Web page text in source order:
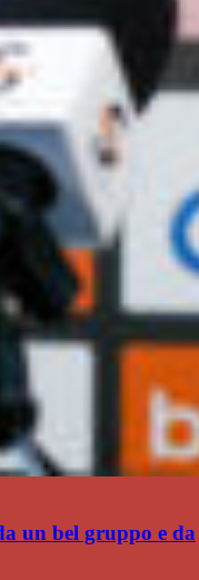
un bel gruppo e da